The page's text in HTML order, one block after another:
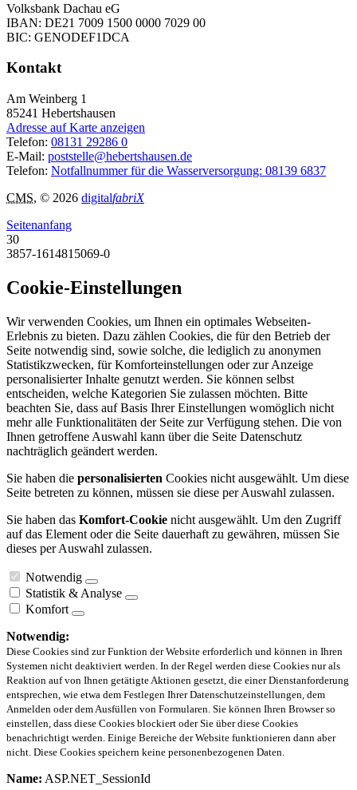
Volksbank Dachau eG
IBAN: DE21 7009 1500 0000 7029 00
BIC: GENODEF1DCA
Kontakt
Am Weinberg 1
85241 Hebertshausen
Adresse auf Karte anzeigen
Telefon: 08131 29286 0
E-Mail: poststelle@hebertshausen.de
Telefon: Notfallnummer für die Wasserversorgung: 08139 6837
CMS, © 2026 digitalfabriX
Seitenanfang
30
3857-1614815069-0
Cookie-Einstellungen
Wir verwenden Cookies, um Ihnen ein optimales Webseiten-
Erlebnis zu bieten. Dazu zählen Cookies, die für den Betrieb der
Seite notwendig sind, sowie solche, die lediglich zu anonymen
Statistikzwecken, für Komforteinstellungen oder zur Anzeige
personalisierter Inhalte genutzt werden. Sie können selbst
entscheiden, welche Kategorien Sie zulassen möchten. Bitte
beachten Sie, dass auf Basis Ihrer Einstellungen womöglich nicht
mehr alle Funktionalitäten der Seite zur Verfügung stehen. Die von
Ihnen getroffene Auswahl kann über die Seite Datenschutz
nachträglich geändert werden.
Sie haben die personalisierten Cookies nicht ausgewählt. Um diese
Seite betreten zu können, müssen sie diese per Auswahl zulassen.
Sie haben das Komfort-Cookie nicht ausgewählt. Um den Zugriff
auf das Element oder die Seite dauerhaft zu gewähren, müssen Sie
dieses per Auswahl zulassen.
Notwendig
Statistik & Analyse
Komfort
Notwendig:
Diese Cookies sind zur Funktion der Website erforderlich und können in Ihren
Systemen nicht deaktiviert werden. In der Regel werden diese Cookies nur als
Reaktion auf von Ihnen getätigte Aktionen gesetzt, die einer Dienstanforderung
entsprechen, wie etwa dem Festlegen Ihrer Datenschutzeinstellungen, dem
Anmelden oder dem Ausfüllen von Formularen. Sie können Ihren Browser so
einstellen, dass diese Cookies blockiert oder Sie über diese Cookies
benachrichtigt werden. Einige Bereiche der Website funktionieren dann aber
nicht. Diese Cookies speichern keine personenbezogenen Daten.
Name: ASP.NET_SessionId